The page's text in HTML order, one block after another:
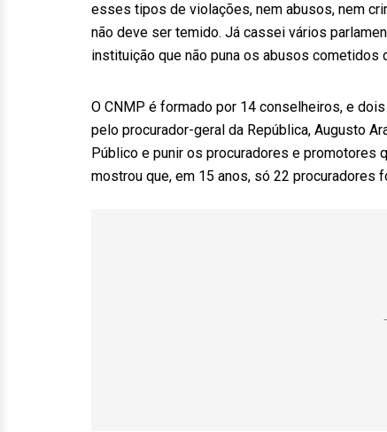
esses tipos de violações, nem abusos, nem
não deve ser temido. Já cassei vários
instituição que não puna os abusos cometidos
O CNMP é formado por 14 conselheiros, e
pelo procurador-geral da República, Augusto
Público e punir os procuradores e promotores
mostrou que, em 15 anos, só 22 procuradores